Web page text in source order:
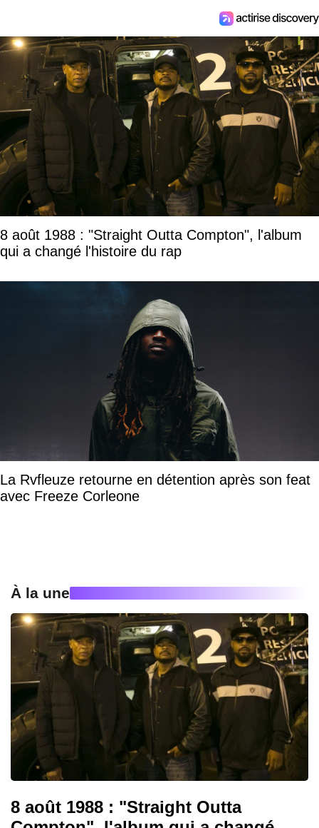
8 août 1988 : "Straight Outta Compton", l'album
qui a changé l'histoire du rap
La Rvfleuze retourne en détention après son feat
avec Freeze Corleone
À la une
8 août 1988 : "Straight Outta